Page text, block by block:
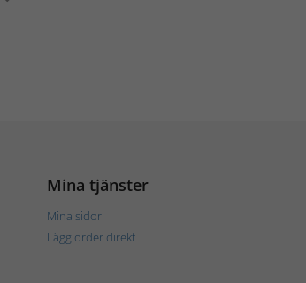
Mina tjänster
Mina sidor
Lägg order direkt